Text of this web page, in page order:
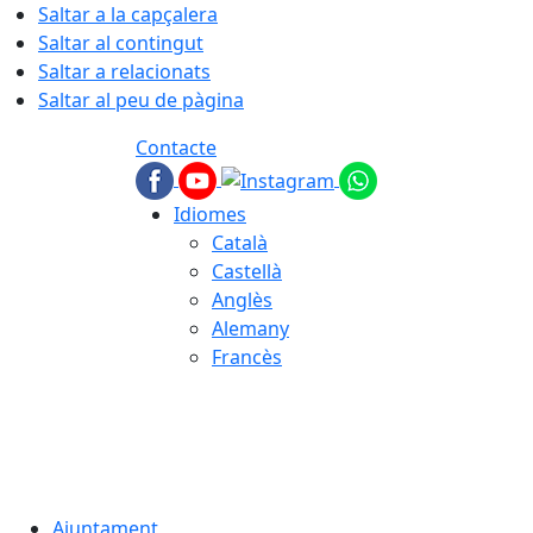
Saltar a la capçalera
Saltar al contingut
Saltar a relacionats
Saltar al peu de pàgina
Contacte
Idiomes
Català
Castellà
Anglès
Alemany
Francès